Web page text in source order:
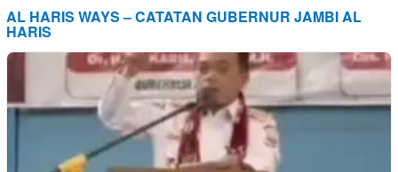
AL HARIS WAYS – CATATAN GUBERNUR JAMBI AL
HARIS